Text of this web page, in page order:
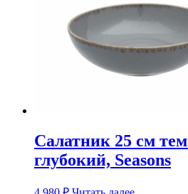
Салатник 25 см
глубокий, Seasons